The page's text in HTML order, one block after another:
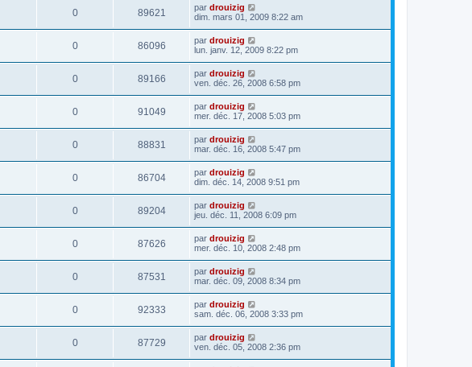
0 89621 par drouizig
dim. mars 01, 2009 8:22 am
0 86096 par drouizig
lun. janv. 12, 2009 8:22 pm
0 89166 par drouizig
ven. déc. 26, 2008 6:58 pm
0 91049 par drouizig
mer. déc. 17, 2008 5:03 pm
0 88831 par drouizig
mar. déc. 16, 2008 5:47 pm
0 86704 par drouizig
dim. déc. 14, 2008 9:51 pm
0 89204 par drouizig
jeu. déc. 11, 2008 6:09 pm
0 87626 par drouizig
mer. déc. 10, 2008 2:48 pm
0 87531 par drouizig
mar. déc. 09, 2008 8:34 pm
0 92333 par drouizig
sam. déc. 06, 2008 3:33 pm
0 87729 par drouizig
ven. déc. 05, 2008 2:36 pm